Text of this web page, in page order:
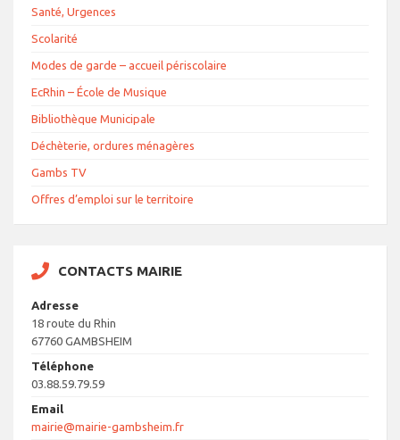
Santé, Urgences
Scolarité
Modes de garde – accueil périscolaire
EcRhin – École de Musique
Bibliothèque Municipale
Déchèterie, ordures ménagères
Gambs TV
Offres d’emploi sur le territoire
CONTACTS MAIRIE
Adresse
18 route du Rhin
67760 GAMBSHEIM
Téléphone
03.88.59.79.59
Email
mairie@mairie-gambsheim.fr